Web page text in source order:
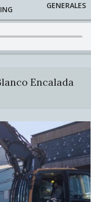
GENERALES
Encalada